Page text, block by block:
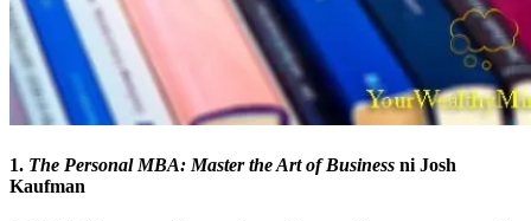
1. The Personal MBA: Master the Art of Business ni Josh
Kaufman